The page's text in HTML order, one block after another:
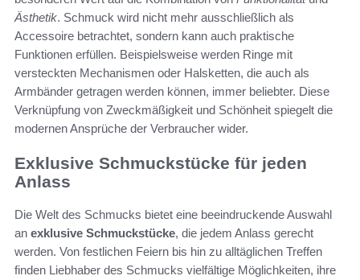
Ästhetik. Schmuck wird nicht mehr ausschließlich als
Accessoire betrachtet, sondern kann auch praktische
Funktionen erfüllen. Beispielsweise werden Ringe mit
versteckten Mechanismen oder Halsketten, die auch als
Armbänder getragen werden können, immer beliebter. Diese
Verknüpfung von Zweckmäßigkeit und Schönheit spiegelt die
modernen Ansprüche der Verbraucher wider.
Exklusive Schmuckstücke für jeden
Anlass
Die Welt des Schmucks bietet eine beeindruckende Auswahl
an exklusive Schmuckstücke, die jedem Anlass gerecht
werden. Von festlichen Feiern bis hin zu alltäglichen Treffen
finden Liebhaber des Schmucks vielfältige Möglichkeiten, ihre